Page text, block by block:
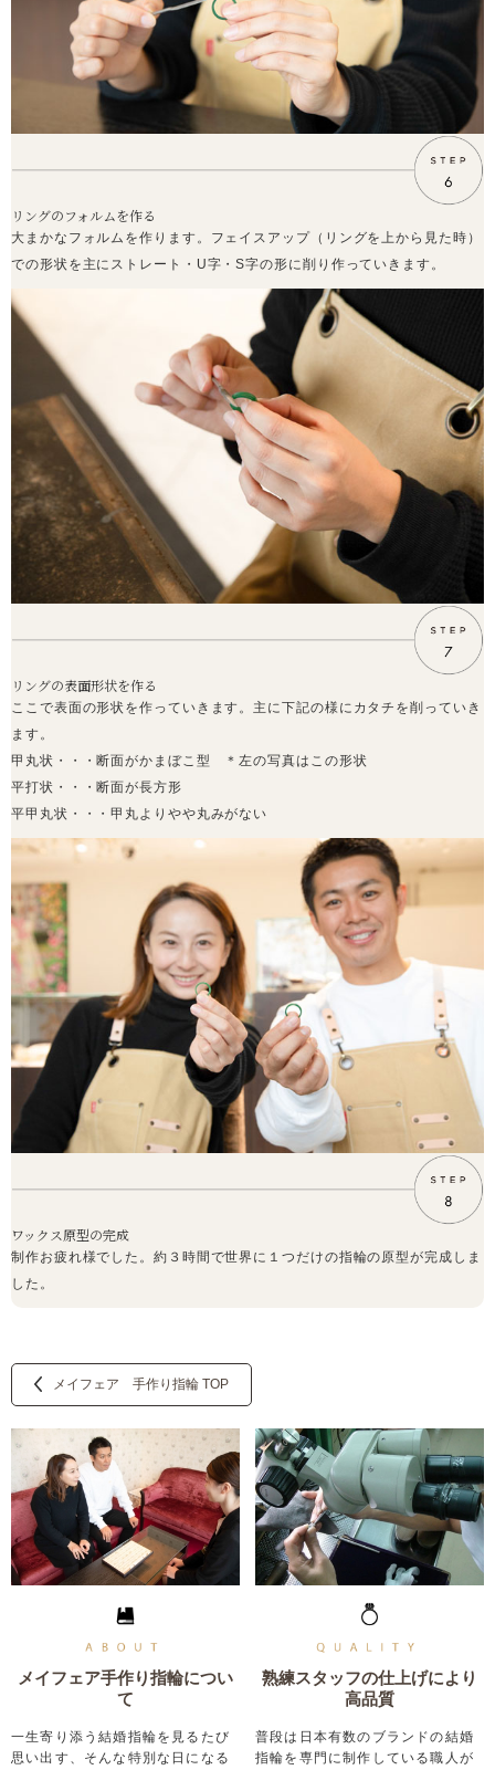
リングのフォルムを作る
大まかなフォルムを作ります。フェイスアップ（リングを上から見た時）
での形状を主にストレート・U字・S字の形に削り作っていきます。
リングの表面形状を作る
ここで表面の形状を作っていきます。主に下記の様にカタチを削っていき
ます。
甲丸状・・・断面がかまぼこ型 ＊左の写真はこの形状
平打状・・・断面が長方形
平甲丸状・・・甲丸よりやや丸みがない
ワックス原型の完成
制作お疲れ様でした。約３時間で世界に１つだけの指輪の原型が完成しま
した。
メイフェア 手作り指輪 TOP
メイフェア手作り指輪につい
て
一生寄り添う結婚指輪を見るたび
思い出す、そんな特別な日になる
熟練スタッフの仕上げにより
高品質
普段は日本有数のブランドの結婚
指輪を専門に制作している職人が